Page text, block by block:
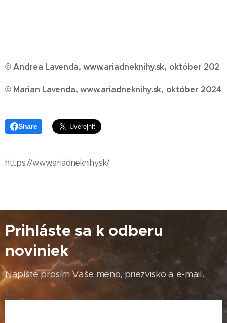
© Andrea Lavenda, www.ariadneknihy.sk, október 202
© Marian Lavenda, www.ariadneknihy.sk, október 2024
Share
https://www.ariadneknihy.sk/
Prihláste sa k odberu
noviniek
Napíšte prosím Vaše meno, priezvisko a e-mail.